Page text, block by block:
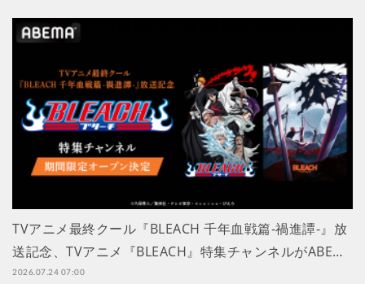
TVアニメ最終クール『BLEACH 千年血戦篇-禍進譚-』放
送記念、TVアニメ『BLEACH』特集チャンネルがABE…
2026.07.24 07:00